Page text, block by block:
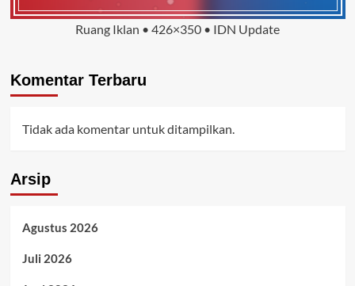
Ruang Iklan • 426×350 • IDN Update
Komentar Terbaru
Tidak ada komentar untuk ditampilkan.
Arsip
Agustus 2026
Juli 2026